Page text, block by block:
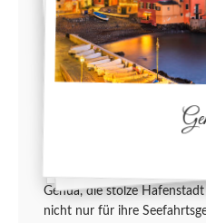
Genua, die stolze
nicht nur für ihre